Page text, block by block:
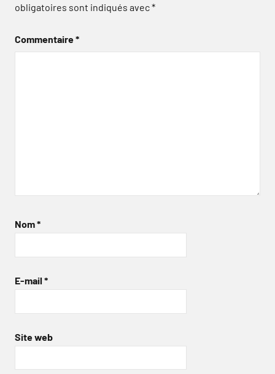
obligatoires sont indiqués avec*
Commentaire*
Nom*
E-mail *
Site web